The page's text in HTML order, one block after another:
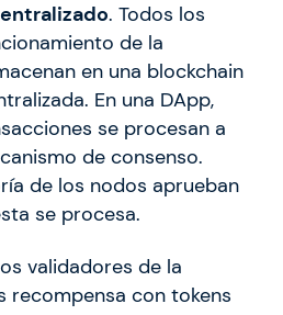
. Todos los
de la
en una blockchain
En una DApp,
se procesan a
de consenso.
de los nodos aprueban
se procesa.
validadores de la
recompensa con tokens